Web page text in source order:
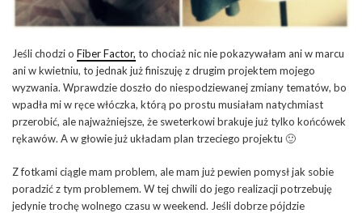
Jeśli chodzi o Fiber Factor, to chociaż nic nie pokazywałam ani w marcu
ani w kwietniu, to jednak już finiszuję z drugim projektem mojego
wyzwania. Wprawdzie doszło do niespodziewanej zmiany tematów, bo
wpadła mi w ręce włóczka, którą po prostu musiałam natychmiast
przerobić, ale najważniejsze, że sweterkowi brakuje już tylko końcówek
rękawów. A w głowie już układam plan trzeciego projektu 🙂
Z fotkami ciągle mam problem, ale mam już pewien pomysł jak sobie
poradzić z tym problemem. W tej chwili do jego realizacji potrzebuję
jedynie trochę wolnego czasu w weekend. Jeśli dobrze pójdzie